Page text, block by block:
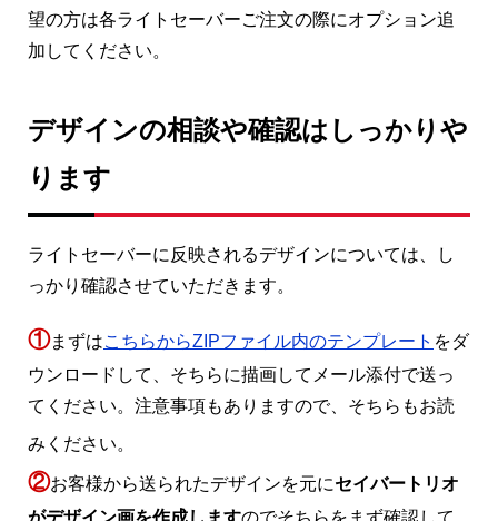
望の方は各ライトセーバーご注文の際にオプション追
加してください。
デザインの相談や確認はしっかりや
ります
ライトセーバーに反映されるデザインについては、し
っかり確認させていただきます。
①まずはこちらからZIPファイル内のテンプレート をダ
ウンロードして、そちらに描画してメール添付で送っ
てください。注意事項もありますので、そちらもお読
みください。
②お客様から送られたデザインを元にセイバートリオ